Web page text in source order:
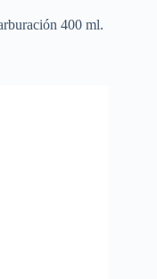
400 ml.